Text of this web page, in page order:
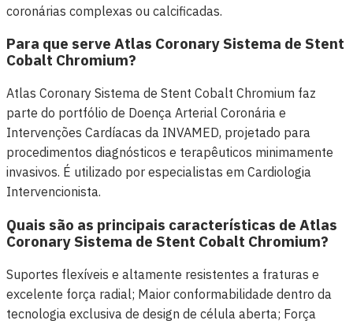
coronárias complexas ou calcificadas.
Para que serve Atlas Coronary Sistema de Stent
Cobalt Chromium?
Atlas Coronary Sistema de Stent Cobalt Chromium faz
parte do portfólio de Doença Arterial Coronária e
Intervenções Cardíacas da INVAMED, projetado para
procedimentos diagnósticos e terapêuticos minimamente
invasivos. É utilizado por especialistas em Cardiologia
Intervencionista.
Quais são as principais características de Atlas
Coronary Sistema de Stent Cobalt Chromium?
Suportes flexíveis e altamente resistentes a fraturas e
excelente força radial; Maior conformabilidade dentro da
tecnologia exclusiva de design de célula aberta; Força